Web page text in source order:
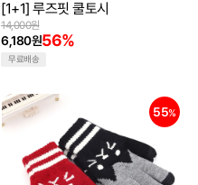
[1+1] 루즈핏 쿨토시
6,180원56%
14,000원
무료배송
55%